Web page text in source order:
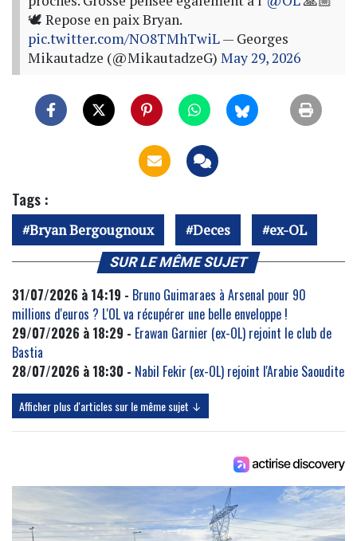
🕊️ Repose en paix Bryan.
pic.twitter.com/NO8TMhTwiL— Georges
Mikautadze (@MikautadzeG) May 29, 2026
Tags :
Bryan Bergougnoux Deces ex-OL
SUR LE MÊME SUJET
31/07/2026 à 14:19 - Bruno Guimaraes à Arsenal pour 90
millions d'euros ? L'OL va récupérer une belle enveloppe !
29/07/2026 à 18:29 - Erawan Garnier (ex-OL) rejoint le club de
Bastia
28/07/2026 à 18:30 - Nabil Fekir (ex-OL) rejoint l'Arabie Saoudite
Afficher plus d'articles sur le même sujet ↓